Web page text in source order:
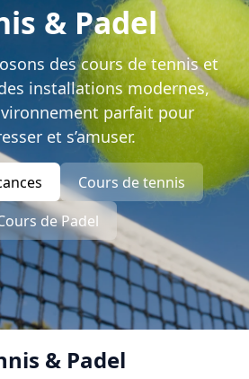
& Padel
des cours de tennis et
installations modernes,
parfait pour
et s’amuser.
Cours de tennis
de Padel
& Padel